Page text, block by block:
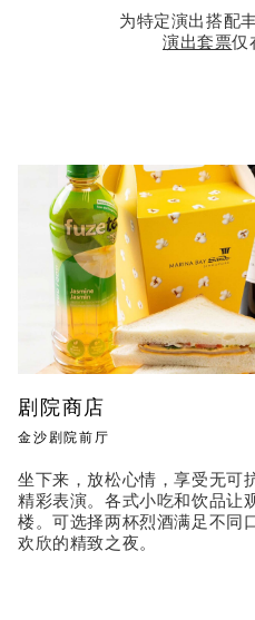
条款及条件
售票及入场条款
A 区包厢（4 人座）：
如需预订轮椅座位、陪同座
演有关的咨询，请拨打电
件至
团体预订
公司、活动、学校和团
easia.com/group-
Entertainment Asia
为特定演出搭配
演出套票仅
剧院商店
金沙剧院前厅
坐下来，放松心情，享受无可
精彩表演。各式小吃和饮品让
楼。可选择两杯烈酒满足不同
欢欣的精致之夜。